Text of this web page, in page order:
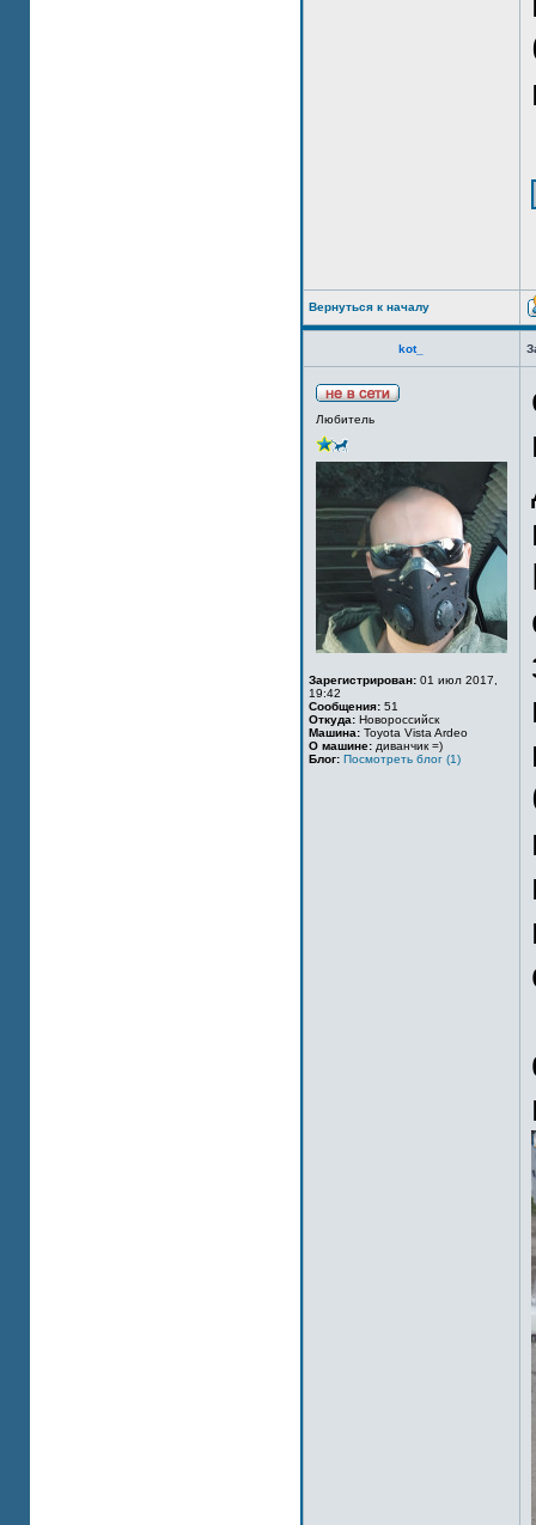
Вернуться к началу
kot_
Любитель
Зарегистрирован: 01 июл 2017,
19:42
Сообщения: 51
Откуда: Новороссийск
Машина: Toyota Vista Ardeo
О машине: диванчик =)
Блог: Посмотреть блог (1)